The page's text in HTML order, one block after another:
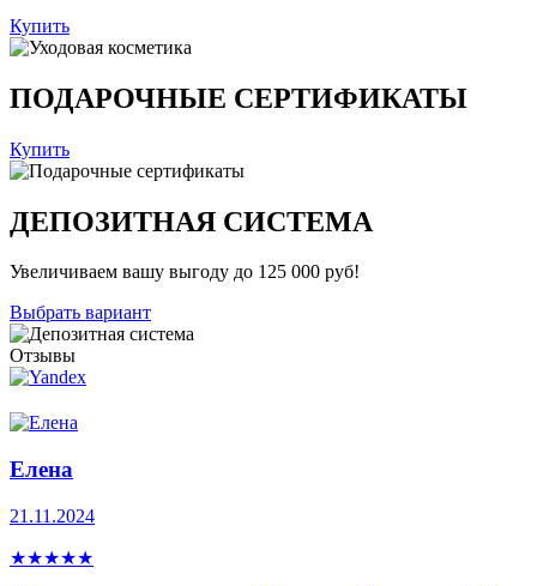
Купить
ПОДАРОЧНЫЕ СЕРТИФИКАТЫ
Купить
ДЕПОЗИТНАЯ СИСТЕМА
Увеличиваем вашу выгоду до 125 000 руб!
Выбрать вариант
Отзывы
Елена
21.11.2024
★★★★★